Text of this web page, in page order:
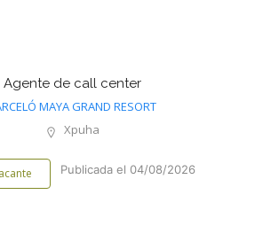
Agente de call center
MAYA GRAND RESORT
Xpuha
Publicada el 04/08/2026